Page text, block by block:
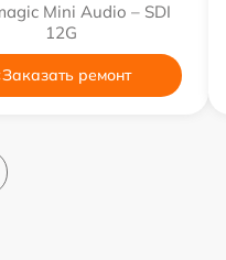
Mini Audio – SDI
12G
Заказать ремонт